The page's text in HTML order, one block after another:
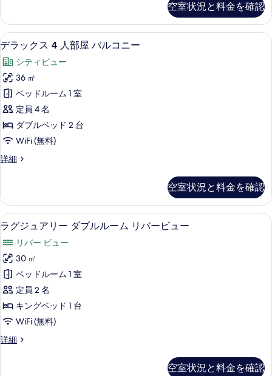
る
ー
ム
の
す
べ
て
の
写
真
を
す
る
ス
ト
リ
ル
ル
ー
ム
の
詳
細
空室状況と料金を確認
デ
ラ
ッ
ク
ス
4
人
部
屋
ル
コ
ニ
ー
の
す
べ
て
の
写
高級寝具、セーフティボックス (室
6
デラックス 4 人部屋 バルコニー
シティビュー
36 ㎡
ベッドルーム 1 室
定員 4 名
ダブルベッド 2 台
WiFi (無料)
詳細
デ
ス
4
人
屋
バ
ル
コ
ニ
ー
の
詳
細
空室状況と料金を確認
ラ
ジ
ュ
ア
リ
ー
ブ
高級寝具、セーフティボックス (室
6
ラグジュアリー ダブルルーム リバービュー
リバー ビュー
30 ㎡
ベッドルーム 1 室
定員 2 名
キングベッド 1 台
WiFi (無料)
詳細
ラ
空室状況と料金を確認